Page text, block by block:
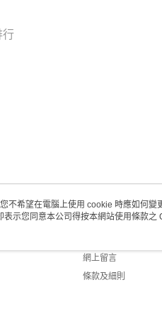
行
客戶服務
網上留言
條款及細則
不希望在電腦上使用 cookie 時應如何變
表示您同意本公司得按本網站使用條款之